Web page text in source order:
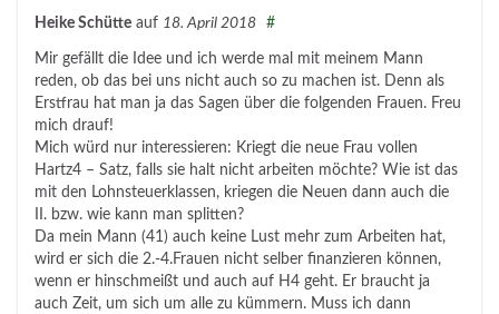
Heike Schütte auf 18. April 2018 #
Mir gefällt die Idee und ich werde mal mit meinem Mann
reden, ob das bei uns nicht auch so zu machen ist. Denn als
Erstfrau hat man ja das Sagen über die folgenden Frauen. Freu
mich drauf!
Mich würd nur interessieren: Kriegt die neue Frau vollen
Hartz4 – Satz, falls sie halt nicht arbeiten möchte? Wie ist das
mit den Lohnsteuerklassen, kriegen die Neuen dann auch die
II. bzw. wie kann man splitten?
Da mein Mann (41) auch keine Lust mehr zum Arbeiten hat,
wird er sich die 2.-4.Frauen nicht selber finanzieren können,
wenn er hinschmeißt und auch auf H4 geht. Er braucht ja
auch Zeit, um sich um alle zu kümmern. Muss ich dann